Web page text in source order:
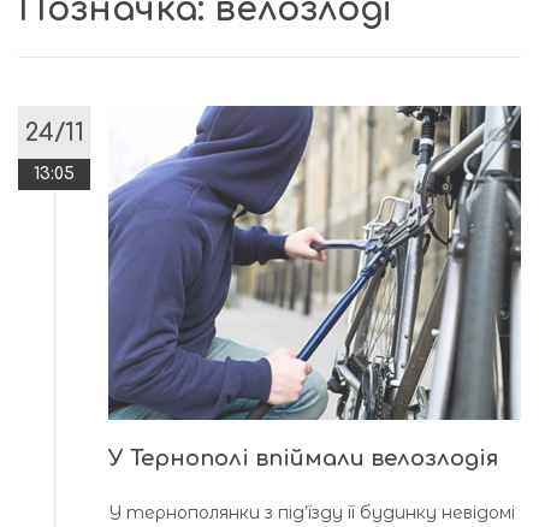
Позначка: велозлоді
24/11
13:05
У Тернополі впіймали велозлодія
У тернополянки з під’їзду її будинку невідомі